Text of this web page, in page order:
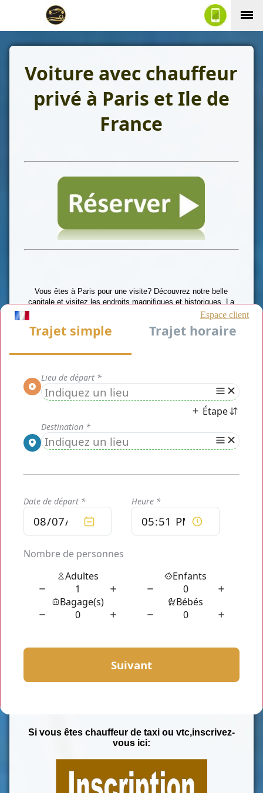
Voiture avec chauffeur
privé à Paris et Ile de
France
Vous êtes à Paris pour une visite? Découvrez notre belle
capitale et visitez les endroits magnifiques et historiques. La
Tour Eiffel, l'Arc de Triomphe, les Champs Elysées,
Montmartre, Bastille
Stade de France … vous serez guidé par nos chauffeurs
En effet, nous ne faisons uniquement pas que les simples
pour les tours de la ville. Votre chauffeur saura vous indiquer le
plus intéressant des itinéraires afin de ne pas passer à coté
des pures merveilles de Paris et alentours.
Pour vous qui résidez à Paris et qui avez quotidiennement
besoin d'un véhicule pour vos déplacements, nous faisons ces
genres de transferts en étant une compagnie de VTC.
Ne cherchez plus, avec nos services, vous serez à coup sûr
la région Ile de France. Pour tous vos trajets professionnels ou
Nos tarifs sont fixés et connus à l'avance , pas de mauvaises
surprise en cas de trafic dense.
faire profiter d'un transport confortable mais aussi agréable et
chauffeurs privés de notre équipe sont entièrement à votre
disposition. Ils n'attendent que vous pour vous mettre à profit
leur expérience de la route.
En réservant votre chauffeur à l'avance, vous vous permettez
de vous assurer d'une prise en charge à l'heure exacte de
24h/24 sans interruption toute l'année.
Voiture avec chauffeur privé à Paris et Ile de
Chauffeur Privé Pariset laissez-vous conduire
en toute tranquillité.
Si vous êtes chauffeur de taxi ou vtc,inscrivez-
vous ici: